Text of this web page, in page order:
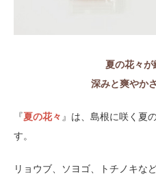
夏の花々が
深みと爽やか
『夏の花々 』は、島根に咲く夏
す。
リョウブ、ソヨゴ、トチノキな